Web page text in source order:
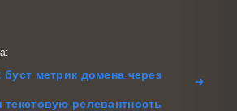
метрик домена через
релевантность